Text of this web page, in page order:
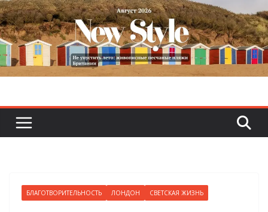
Skip
to
content
БЛАГОТВОРИТЕЛЬНОСТЬ ЛОНДОН СВЕТСКАЯ ЖИЗНЬ